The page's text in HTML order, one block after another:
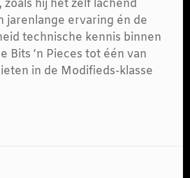
hij het zelf lachend
jarenlange ervaring én de
technische kennis binnen
Bits ‘n Pieces tot één van
in de Modifieds-klasse